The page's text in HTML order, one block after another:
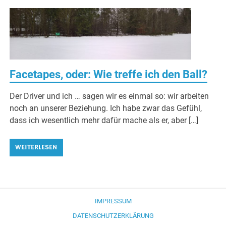
Facetapes, oder: Wie treffe ich den Ball?
Der Driver und ich … sagen wir es einmal so: wir arbeiten
noch an unserer Beziehung. Ich habe zwar das Gefühl,
dass ich wesentlich mehr dafür mache als er, aber […]
WEITERLESEN
IMPRESSUM
DATENSCHUTZERKLÄRUNG